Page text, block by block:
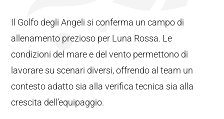
Il Golfo degli Angeli si conferma un campo di
allenamento prezioso per Luna Rossa. Le
condizioni del mare e del vento permettono di
lavorare su scenari diversi, offrendo al team un
contesto adatto sia alla verifica tecnica sia alla
crescita dell’equipaggio.